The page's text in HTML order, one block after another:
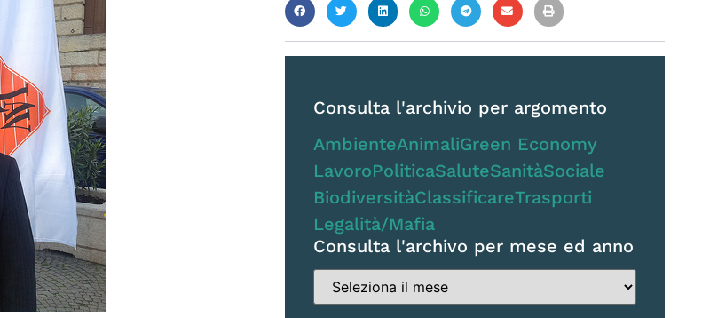
Consulta l'archivio per argomento
AmbienteAnimaliGreen Economy
LavoroPoliticaSaluteSanitàSociale
BiodiversitàClassificareTrasporti
Legalità/Mafia
Consulta l'archivo per mese ed anno